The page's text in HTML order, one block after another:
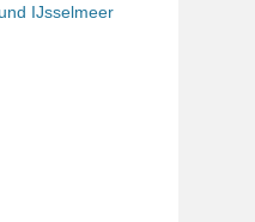
IJsselmeer